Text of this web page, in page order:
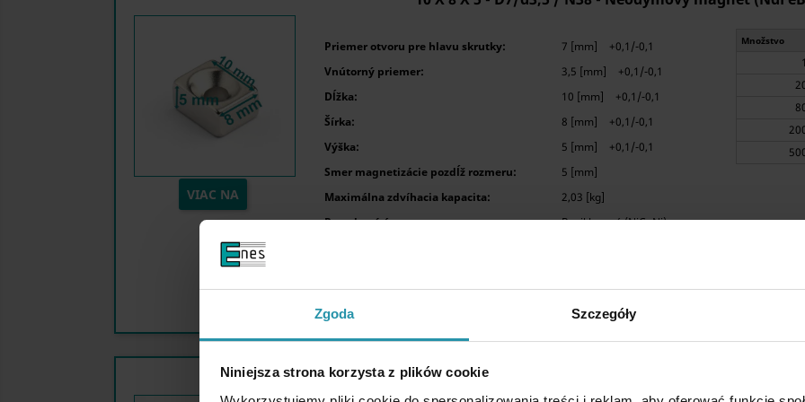
Zgoda Szczegóły
Niniejsza strona korzysta z plików cookie
VIAC NA
Priemer otvoru pre hlavu skrutky: 7 [mm]
+0,1/-0,1
Vnútorný priemer:
3,5 [mm]
+0,1/-0,1
Dĺžka:
10 [mm]
+0,1/-0,1
Šírka:
8 [mm]
+0,1/-0,1
Výška:
5 [mm]
+0,1/-0,1
Smer magnetizácie pozdĺž rozmeru:
5 [mm]
Maximálna zdvíhacia kapacita:
2,03 [kg]
Povrchová úprava:
Poniklované (NiCuNi)
Množstvo
D12 x d7,2/3,6 x 3 / N38 - Neodymový magnet (NdFeB)